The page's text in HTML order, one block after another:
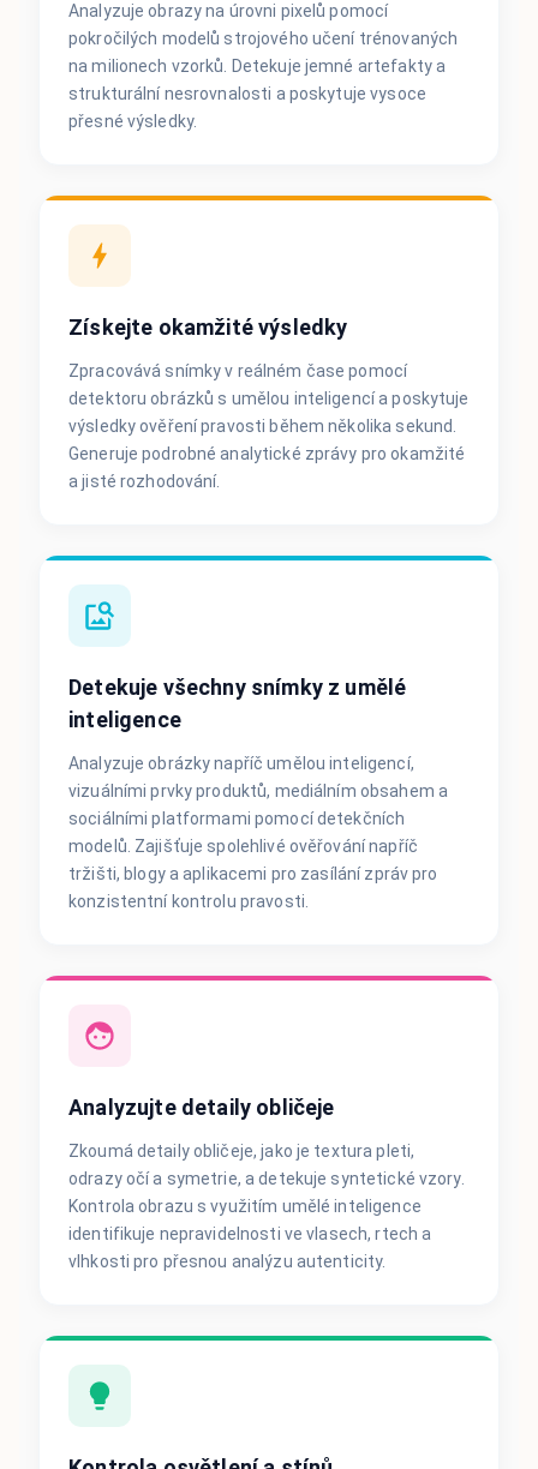
Analyzuje obrazy na úrovni pixelů pomocí
pokročilých modelů strojového učení trénovaných
na milionech vzorků. Detekuje jemné artefakty a
strukturální nesrovnalosti a poskytuje vysoce
přesné výsledky.
Získejte okamžité výsledky
Zpracovává snímky v reálném čase pomocí
detektoru obrázků s umělou inteligencí a poskytuje
výsledky ověření pravosti během několika sekund.
Generuje podrobné analytické zprávy pro okamžité
a jisté rozhodování.
Detekuje všechny snímky z umělé
inteligence
Analyzuje obrázky napříč umělou inteligencí,
vizuálními prvky produktů, mediálním obsahem a
sociálními platformami pomocí detekčních
modelů. Zajišťuje spolehlivé ověřování napříč
tržišti, blogy a aplikacemi pro zasílání zpráv pro
konzistentní kontrolu pravosti.
Analyzujte detaily obličeje
Zkoumá detaily obličeje, jako je textura pleti,
odrazy očí a symetrie, a detekuje syntetické vzory.
Kontrola obrazu s využitím umělé inteligence
identifikuje nepravidelnosti ve vlasech, rtech a
vlhkosti pro přesnou analýzu autenticity.